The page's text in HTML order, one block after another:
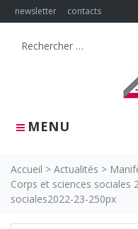
Skip
to
newsletter contacts
MENU
Search
Accueil > Actualités >
Corps et sciences sociales
sociales2022-23-250px